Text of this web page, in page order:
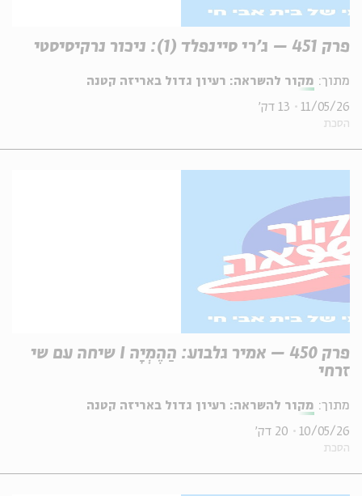
פרק 451 – ג'רי סיינפלד (1): ניכור נרקיסיסטי
מתוך: מקור להשראה: רעיון גדול באריזה קטנה
הסכת
11/05/26 13 דק'
פרק 450 – אמיר גלבוע: הַהֶמְיָה I שיחה עם שי
זרחי
מתוך: מקור להשראה: רעיון גדול באריזה קטנה
הסכת
10/05/26 20 דק'